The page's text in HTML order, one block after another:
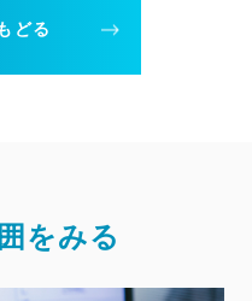
どる
をみる